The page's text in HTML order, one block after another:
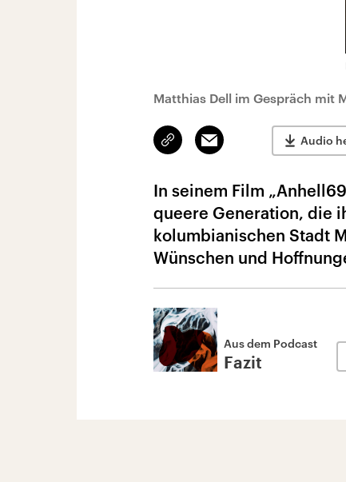
Matthias Dell im Gespräch mit
Link
kopieren/teilen
Email Audio
In seinem Film
queere Generation, die
kolumbianischen Stadt
Wünschen und
Aus dem Podcast
Fazit